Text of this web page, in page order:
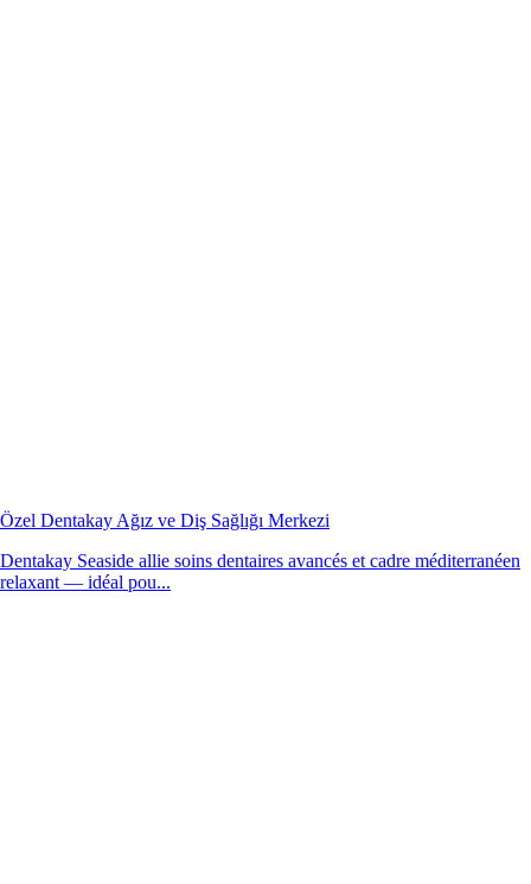
Özel Dentakay Ağız ve Diş Sağlığı Merkezi
Dentakay Seaside allie soins dentaires avancés et cadre méditerranéen
relaxant — idéal pou...